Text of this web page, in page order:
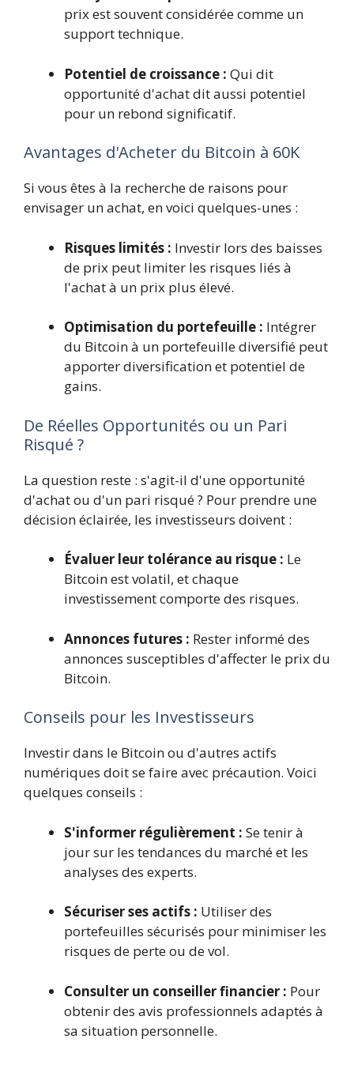
prix est souvent considérée comme un
support technique.
Potentiel de croissance : Qui dit
opportunité d'achat dit aussi potentiel
pour un rebond significatif.
Avantages d'Acheter du Bitcoin à 60K
Si vous êtes à la recherche de raisons pour
envisager un achat, en voici quelques-unes :
Risques limités : Investir lors des baisses
de prix peut limiter les risques liés à
l'achat à un prix plus élevé.
Optimisation du portefeuille : Intégrer
du Bitcoin à un portefeuille diversifié peut
apporter diversification et potentiel de
gains.
De Réelles Opportunités ou un Pari
Risqué ?
La question reste : s'agit-il d'une opportunité
d'achat ou d'un pari risqué ? Pour prendre une
décision éclairée, les investisseurs doivent :
Évaluer leur tolérance au risque : Le
Bitcoin est volatil, et chaque
investissement comporte des risques.
Annonces futures : Rester informé des
annonces susceptibles d'affecter le prix du
Bitcoin.
Conseils pour les Investisseurs
Investir dans le Bitcoin ou d'autres actifs
numériques doit se faire avec précaution. Voici
quelques conseils :
S'informer régulièrement : Se tenir à
jour sur les tendances du marché et les
analyses des experts.
Sécuriser ses actifs : Utiliser des
portefeuilles sécurisés pour minimiser les
risques de perte ou de vol.
Consulter un conseiller financier : Pour
obtenir des avis professionnels adaptés à
sa situation personnelle.